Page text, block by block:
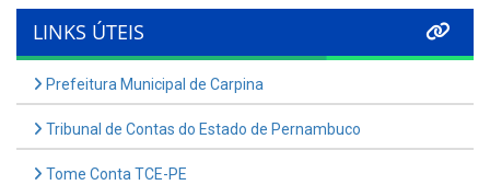
LINKS ÚTEIS
Prefeitura Municipal de Carpina
Tribunal de Contas do Estado de Pernambuco
Tome Conta TCE-PE